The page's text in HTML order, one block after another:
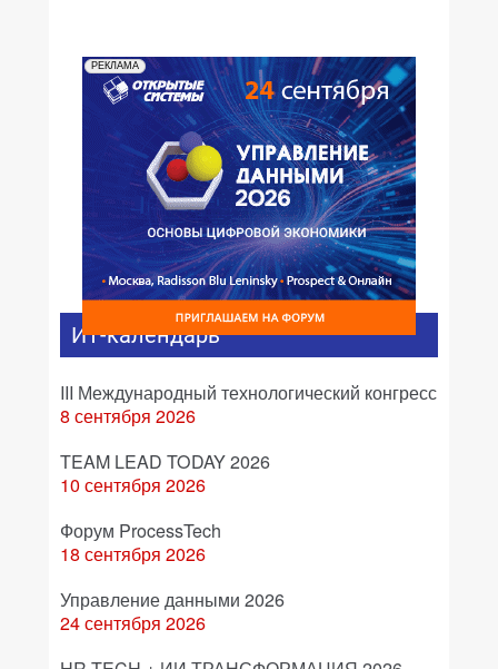
РЕКЛАМА
ИТ-календарь
III Международный технологический конгресс
8 сентября 2026
TEAM LEAD TODAY 2026
10 сентября 2026
Форум ProcessTech
18 сентября 2026
Управление данными 2026
24 сентября 2026